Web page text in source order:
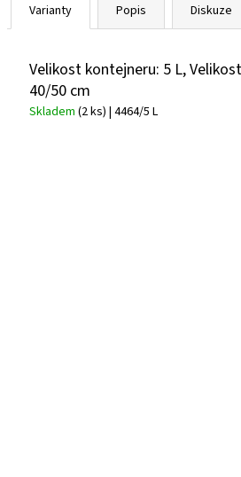
Varianty Popis Diskuze
Velikost kontejneru: 5 L,
40/50 cm
Skladem (2 ks) | 4464/5 L